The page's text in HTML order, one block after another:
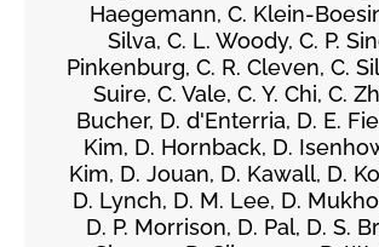
Haegemann, C. Klein-
Silva, C. L. Woody, C. P.
Pinkenburg, C. R. Cleven, C.
Suire, C. Vale, C. Y. Chi, C.
Bucher, D. d'Enterria, D. E.
Kim, D. Hornback, D.
Kim, D. Jouan, D. Kawall, D.
D. Lynch, D. M. Lee, D.
D. P. Morrison, D. Pal, D. S.